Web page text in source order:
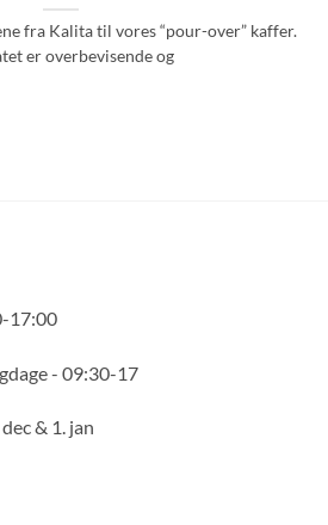
fra Kalita til vores “pour-over” kaffer.
er overbevisende og
17:00
- 09:30-17
& 1. jan